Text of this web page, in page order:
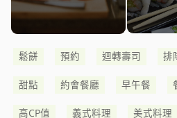
鬆餅 預約 迴轉壽司 排
甜點 約會餐廳 早午餐
高CP值 義式料理 美式料理